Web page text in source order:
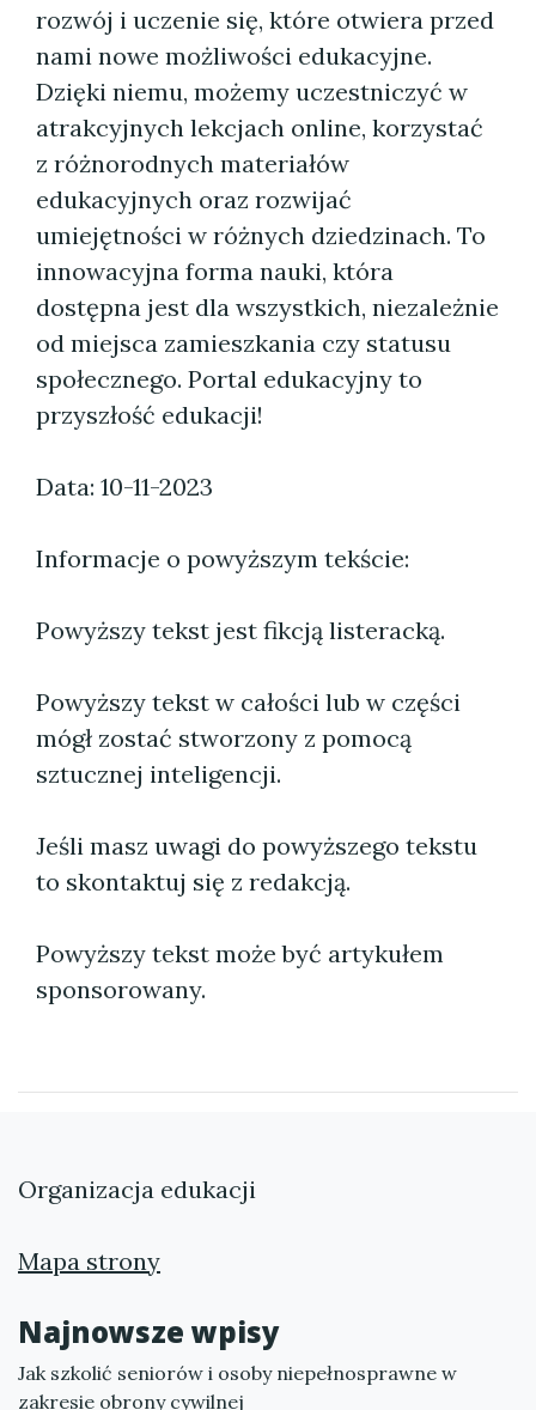
rozwój i uczenie się, które otwiera przed
nami nowe możliwości edukacyjne.
Dzięki niemu, możemy uczestniczyć w
atrakcyjnych lekcjach online, korzystać
z różnorodnych materiałów
edukacyjnych oraz rozwijać
umiejętności w różnych dziedzinach. To
innowacyjna forma nauki, która
dostępna jest dla wszystkich, niezależnie
od miejsca zamieszkania czy statusu
społecznego. Portal edukacyjny to
przyszłość edukacji!
Data: 10-11-2023
Informacje o powyższym tekście:
Powyższy tekst jest fikcją listeracką.
Powyższy tekst w całości lub w części
mógł zostać stworzony z pomocą
sztucznej inteligencji.
Jeśli masz uwagi do powyższego tekstu
to skontaktuj się z redakcją.
Powyższy tekst może być artykułem
sponsorowany.
Organizacja edukacji
Mapa strony
Najnowsze wpisy
Jak szkolić seniorów i osoby niepełnosprawne w
zakresie obrony cywilnej